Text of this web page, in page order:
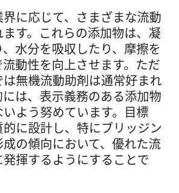
に応じて、さまざまな流動
す。これらの添加物は、凝
水分を吸収したり、摩擦を
動性を向上させます。ただ
は無機流動助剤は通常好まれ
は、表示義務のある添加物
よう努めています。目標
に設計し、特にブリッジン
の傾向において、優れた流
揮するようにすることで